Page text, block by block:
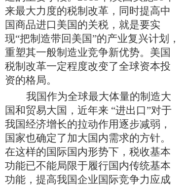
来最大力度的税制改革，同时提高中
国商品进口美国的关税，就是要实
现“把制造带回美国”的产业复兴计划，
重塑其一般制造业竞争新优势。美国
税制改革一定程度改变了全球资本投
资的格局。
我国作为全球最大体量的制造大
国和贸易大国，近年来 “进出口”对于
我国经济增长的拉动作用逐步减弱，
国家也确定了加大国内需求的方针。
在这样的国际国内形势下，税收基本
功能已不能局限于履行国内传统基本
功能，提高我国企业国际竞争力应成